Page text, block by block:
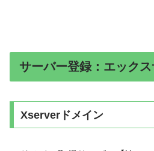
サーバー登録：エック
Xserverドメイン